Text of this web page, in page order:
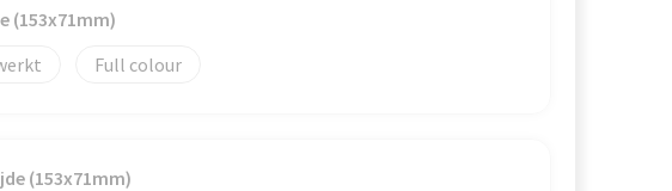
(153x71mm)
Full colour
(153x71mm)